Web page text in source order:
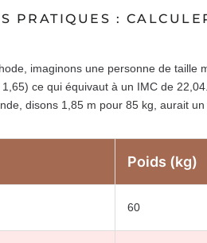
PRATIQUES :
imaginons une personne de taille
ce qui équivaut à un IMC de
disons 1,85 m pour 85 kg, aurait un
Poids (kg)
60